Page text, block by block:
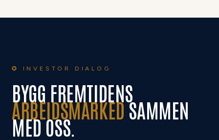
✪ INVESTOR DIALOG
BYGG FREMTIDENS
ARBEIDSMARKEDSAMMEN
MED OSS.